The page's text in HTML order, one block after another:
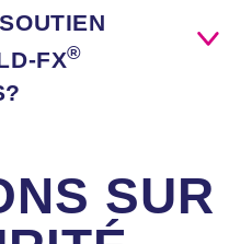
SOUTIEN
®
SUR